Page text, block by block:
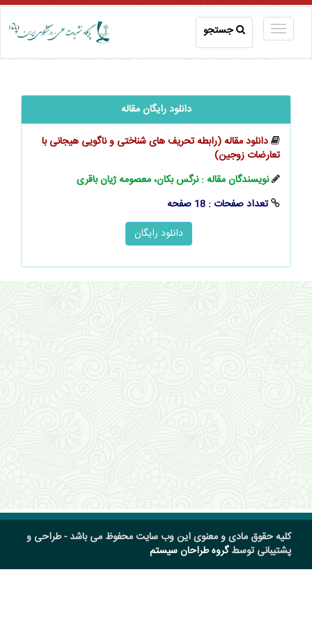
جستجو
دانلود رایگان مقاله
دانلود مقاله (رابطه تحریف‌ های شناختی و ناگویی هیجانی با
تعارضات زوجین)
نویسندگان مقاله : نرگس بکان، معصومه ژیان باقری
تعداد صفحات : 18 صفحه
کلیه حقوق مادی و معنوی این وب سایت محفوظ می باشد - طراحی و
پشتیبانی توسطگروه طراحان سیستم